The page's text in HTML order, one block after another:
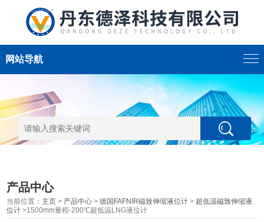
网站导航
产品中心
当前位置： 主页 > 产品中心 >德国FAFNIR磁致伸缩液位计 > 超低温磁致伸缩液
位计 >1500mm量程-200℃超低温LNG液位计